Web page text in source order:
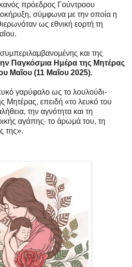
πρόεδρος Γούντροου
σύμφωνα με την οποία η
ως εθνική εορτή τη
και της
Παγκόσμια Ημέρα της Μητέρας
Μαΐου (11 Μαΐου 2025).
γαρύφαλο ως το λουλούδι-
Μητέρας, επειδή «το λευκό του
την αγνότητα και τη
αγάπης· το άρωμά του, τη
της».